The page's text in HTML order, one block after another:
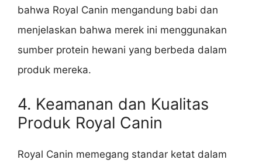
bahwa Royal Canin mengandung babi dan
menjelaskan bahwa merek ini menggunakan
sumber protein hewani yang berbeda dalam
produk mereka.
4. Keamanan dan Kualitas
Produk Royal Canin
Royal Canin memegang standar ketat dalam